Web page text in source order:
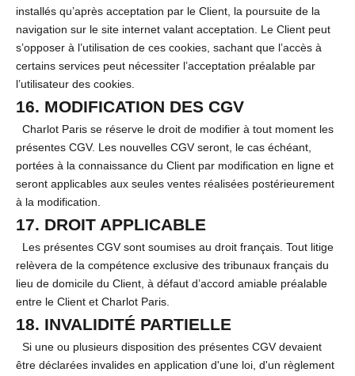
installés qu’après acceptation par le Client, la poursuite de la
navigation sur le site internet valant acceptation. Le Client peut
s’opposer à l’utilisation de ces cookies, sachant que l’accès à
certains services peut nécessiter l’acceptation préalable par
l’utilisateur des cookies.
16. MODIFICATION DES CGV
Charlot Paris se réserve le droit de modifier à tout moment les
présentes CGV. Les nouvelles CGV seront, le cas échéant,
portées à la connaissance du Client par modification en ligne et
seront applicables aux seules ventes réalisées postérieurement
à la modification.
17. DROIT APPLICABLE
Les présentes CGV sont soumises au droit français. Tout litige
relèvera de la compétence exclusive des tribunaux français du
lieu de domicile du Client, à défaut d’accord amiable préalable
entre le Client et Charlot Paris.
18. INVALIDITÉ PARTIELLE
Si une ou plusieurs disposition des présentes CGV devaient
être déclarées invalides en application d'une loi, d'un règlement